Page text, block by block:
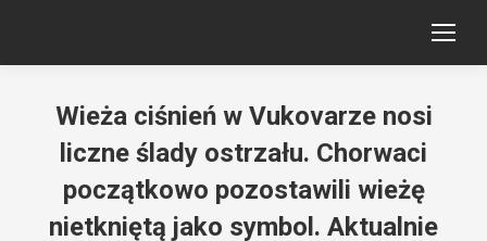
Wieża ciśnień w Vukovarze nosi
liczne ślady ostrzału. Chorwaci
początkowo pozostawili wieżę
nietkniętą jako symbol. Aktualnie